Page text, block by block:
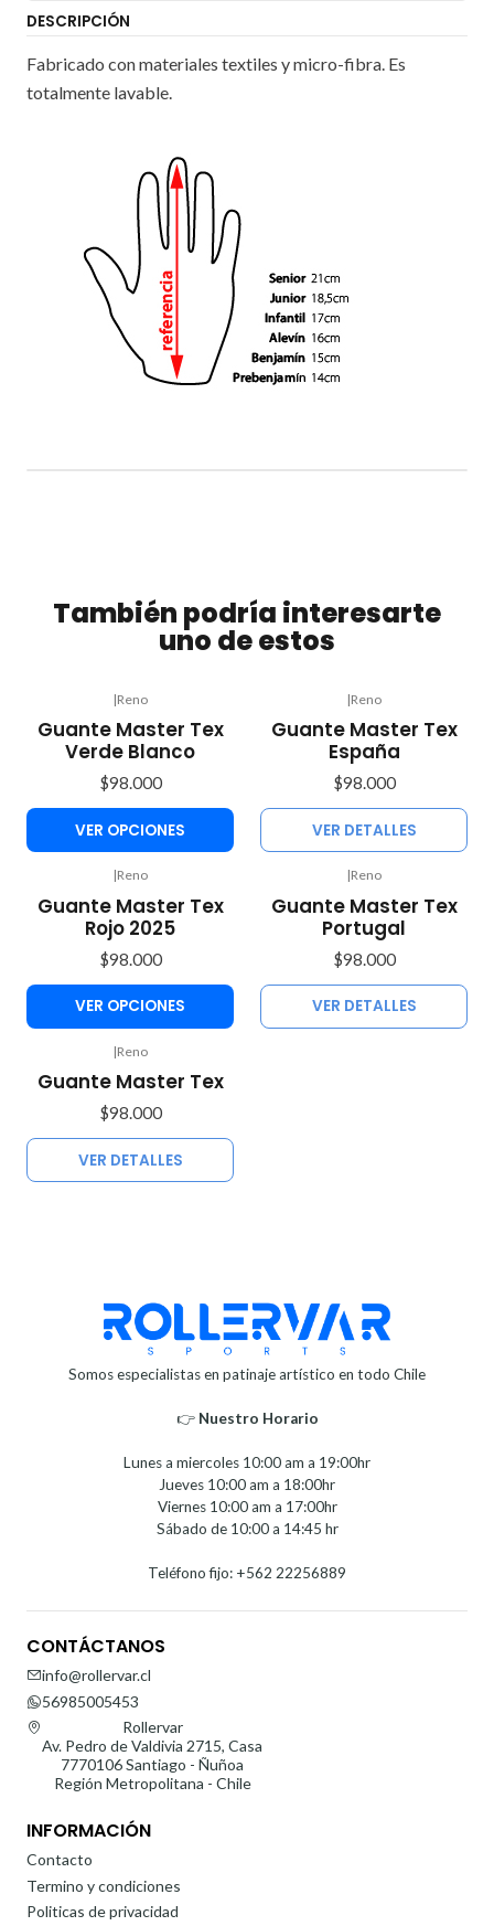
DESCRIPCIÓN
Fabricado con materiales textiles y micro-fibra. Es
totalmente lavable.
También podría interesarte
uno de estos
|Reno
Guante Master Tex
Verde Blanco
$98.000
VER OPCIONES
|Reno
Guante Master Tex
España
$98.000
VER DETALLES
|Reno
Guante Master Tex
Rojo 2025
$98.000
VER OPCIONES
|Reno
Guante Master Tex
Portugal
$98.000
VER DETALLES
|Reno
Guante Master Tex
$98.000
VER DETALLES
Somos especialistas en patinaje artístico en todo Chile
👉 Nuestro Horario⁣⁣
Lunes a miercoles 10:00 am a 19:00hr
Jueves 10:00 am a 18:00hr
Viernes 10:00 am a 17:00hr
Sábado de 10:00 a 14:45 hr
Teléfono fijo: +562 22256889
CONTÁCTANOS
info@rollervar.cl
56985005453
Rollervar
Av. Pedro de Valdivia 2715, Casa
7770106 Santiago - Ñuñoa
Región Metropolitana - Chile
INFORMACIÓN
Contacto
Termino y condiciones
Politicas de privacidad